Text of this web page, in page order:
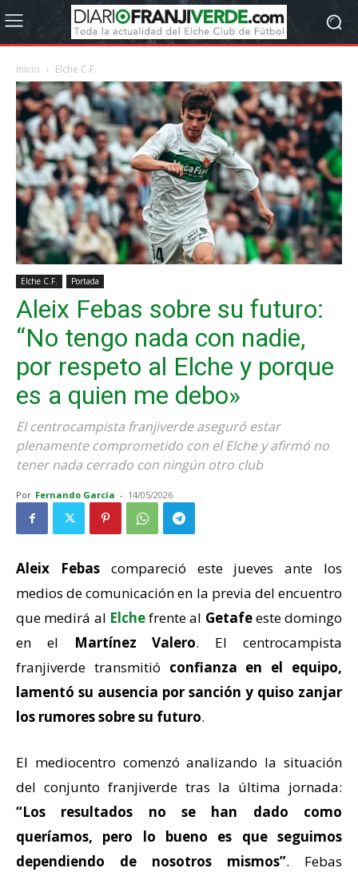
Inicio Elche C.F.
Elche C.F. Portada
Aleix Febas sobre su futuro:
“No tengo nada con nadie,
por respeto al Elche y porque
es a quien me debo»
El centrocampista franjiverde aseguró estar
plenamente comprometido con el Elche y afirmó no
tener nada cerrado con ningún otro club
Por Fernando García - 14/05/2026
Aleix Febas
compareció este jueves ante los
medios de comunicación en la previa del encuentro
que medirá al Elchefrente al Getafeeste domingo
en el
Martínez Valero. El centrocampista
franjiverde transmitió confianza en el equipo,
lamentó su ausencia por sanción y quiso zanjar
los rumores sobre su futuro.
El mediocentro comenzó analizando la situación
del conjunto franjiverde tras la última jornada:
“Los resultados no se han dado como
queríamos, pero lo bueno es que seguimos
dependiendo de nosotros mismos”. Febas